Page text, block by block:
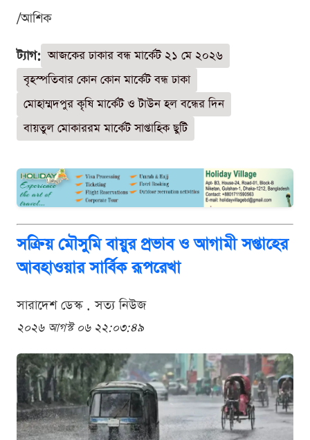
/আশিক
ট্যাগ: আজকের ঢাকার বন্ধ মার্কেট ২১ মে ২০২৬
বৃহস্পতিবার কোন কোন মার্কেট বন্ধ ঢাকা
মোহাম্মদপুর কৃষি মার্কেট ও টাউন হল বন্ধের দিন
বায়তুল মোকাররম মার্কেট সাপ্তাহিক ছুটি
সক্রিয় মৌসুমি বায়ুর প্রভাব ও আগামী সপ্তাহের
আবহাওয়ার সার্বিক রূপরেখা
সারাদেশ ডেস্ক . সত্য নিউজ
২০২৬ আগস্ট ০৬ ২২:০৩:৪৯